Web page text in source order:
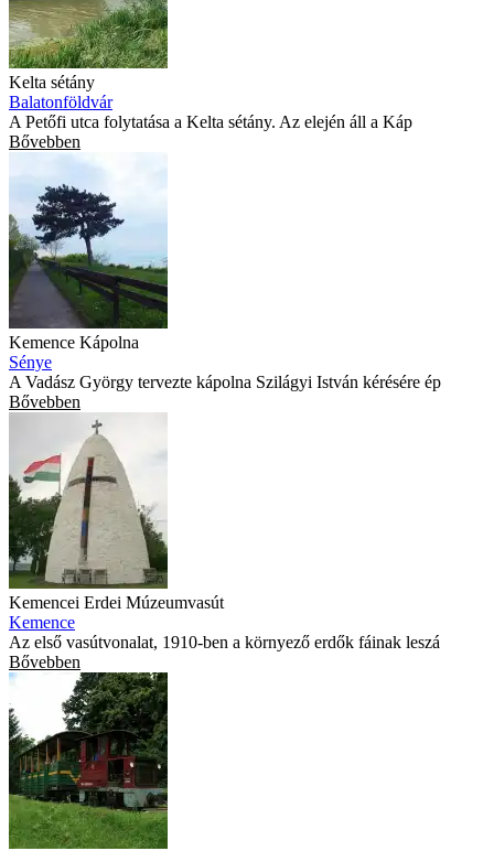
Kelta sétány
Balatonföldvár
A Petőfi utca folytatása a Kelta sétány. Az elején áll a Káp
Bővebben
Kemence Kápolna
Sénye
A Vadász György tervezte kápolna Szilágyi István kérésére ép
Bővebben
Kemencei Erdei Múzeumvasút
Kemence
Az első vasútvonalat, 1910-ben a környező erdők fáinak leszá
Bővebben